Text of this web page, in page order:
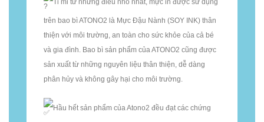
Tỉ mỉ từ những điều nhỏ nhất, mực in được sử dụng
trên bao bì ATONO2 là Mực Đậu Nành (SOY INK) thân
thiện với môi trường, an toàn cho sức khỏe của cả bé
và gia đình. Bao bì sản phẩm của ATONO2 cũng được
sản xuất từ những nguyên liệu thân thiện, dễ dàng
phân hủy và không gây hại cho môi trường.
Hầu hết sản phẩm của Atono2 đều đạt các chứng